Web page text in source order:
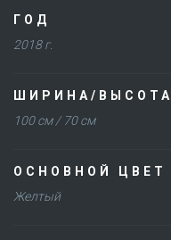
ГОД
2018 г.
ШИРИНА/ВЫСОТА
100 см / 70 см
ОСНОВНОЙ ЦВЕТ
Желтый